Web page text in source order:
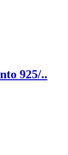
925/..